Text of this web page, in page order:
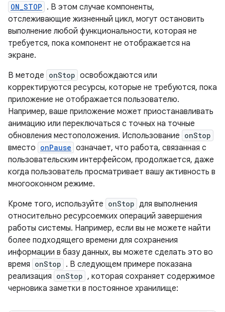
ON_STOP . В этом случае компоненты,
отслеживающие жизненный цикл, могут остановить
выполнение любой функциональности, которая не
требуется, пока компонент не отображается на
экране.
В методе onStop освобождаются или
корректируются ресурсы, которые не требуются, пока
приложение не отображается пользователю.
Например, ваше приложение может приостанавливать
анимацию или переключаться с точных на точные
обновления местоположения. Использование onStop
вместо onPause означает, что работа, связанная с
пользовательским интерфейсом, продолжается, даже
когда пользователь просматривает вашу активность в
многооконном режиме.
Кроме того, используйте onStop для выполнения
относительно ресурсоемких операций завершения
работы системы. Например, если вы не можете найти
более подходящего времени для сохранения
информации в базу данных, вы можете сделать это во
время onStop . В следующем примере показана
реализация onStop , которая сохраняет содержимое
черновика заметки в постоянное хранилище: